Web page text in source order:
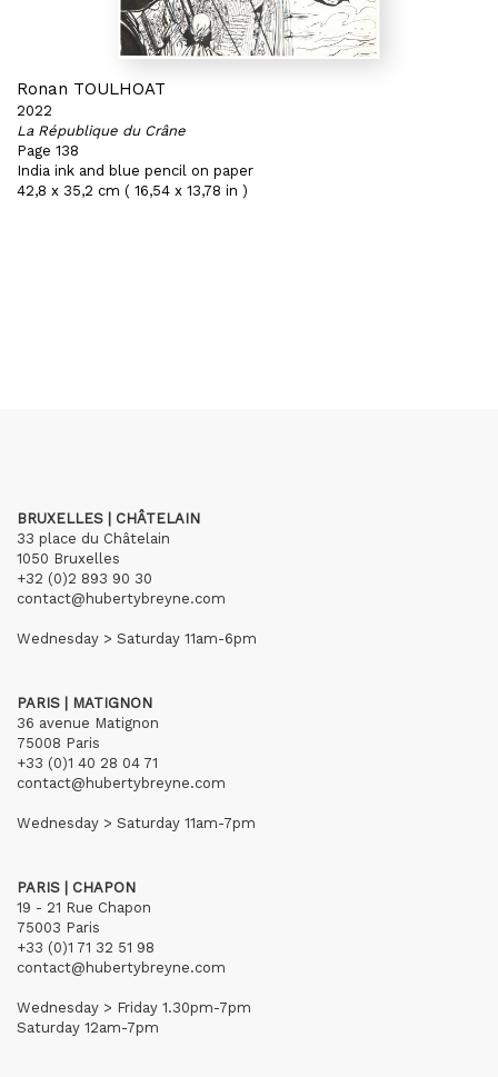
Ronan TOULHOAT
2022
La République du Crâne
Page 138
India ink and blue pencil on paper
42,8 x 35,2 cm ( 16,54 x 13,78 in )
BRUXELLES | CHÂTELAIN
33 place du Châtelain
1050 Bruxelles
+32 (0)2 893 90 30
contact@hubertybreyne.com
Wednesday > Saturday 11am-6pm
PARIS | MATIGNON
36 avenue Matignon
75008 Paris
+33 (0)1 40 28 04 71
contact@hubertybreyne.com
Wednesday > Saturday 11am-7pm
PARIS | CHAPON
19 - 21 Rue Chapon
75003 Paris
+33 (0)1 71 32 51 98
contact@hubertybreyne.com
Wednesday > Friday 1.30pm-7pm
Saturday 12am-7pm